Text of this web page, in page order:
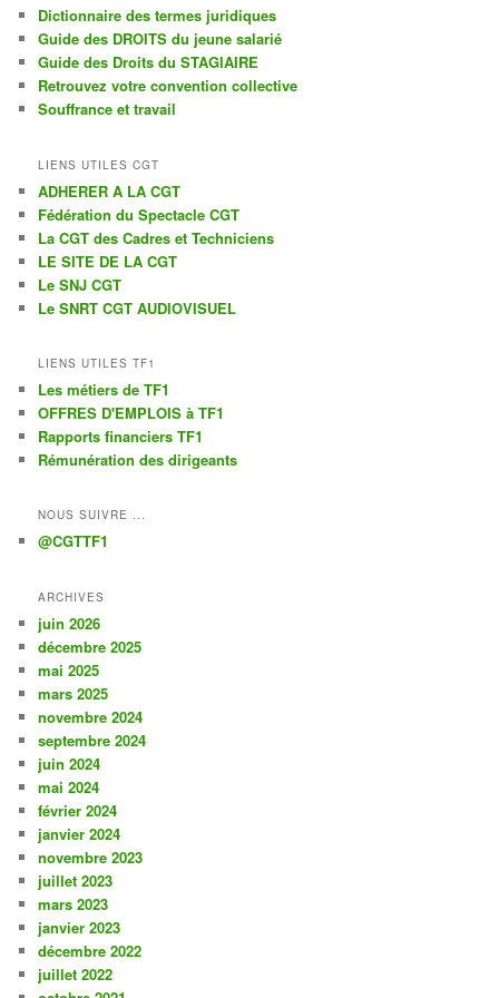
c
h
e
Dictionnaire des termes juridiques
Guide des DROITS du jeune salarié
Guide des Droits du STAGIAIRE
Retrouvez votre convention collective
Souffrance et travail
LIENS UTILES CGT
ADHERER A LA CGT
Fédération du Spectacle CGT
La CGT des Cadres et Techniciens
LE SITE DE LA CGT
Le SNJ CGT
Le SNRT CGT AUDIOVISUEL
LIENS UTILES TF1
Les métiers de TF1
OFFRES D'EMPLOIS à TF1
Rapports financiers TF1
Rémunération des dirigeants
NOUS SUIVRE ...
@CGTTF1
ARCHIVES
juin 2026
décembre 2025
mai 2025
mars 2025
novembre 2024
septembre 2024
juin 2024
mai 2024
février 2024
janvier 2024
novembre 2023
juillet 2023
mars 2023
janvier 2023
décembre 2022
juillet 2022